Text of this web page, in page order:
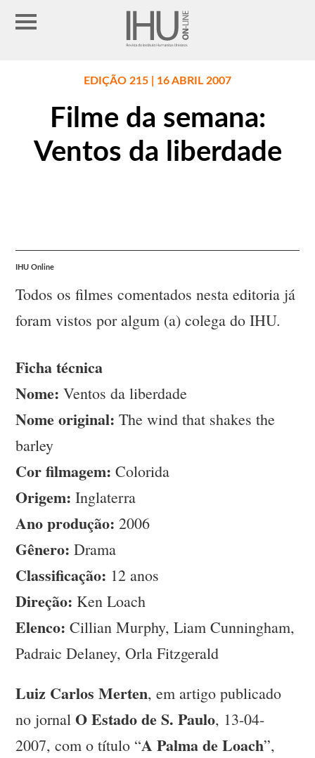
EDIÇÃO 215 | 16 ABRIL 2007
Filme da semana:
Ventos da liberdade
IHU Online
Todos os filmes comentados nesta editoria já
foram vistos por algum (a) colega do IHU.
Ficha técnica
Nome: Ventos da liberdade
Nome original: The wind that shakes the
barley
Cor filmagem: Colorida
Origem: Inglaterra
Ano produção: 2006
Gênero: Drama
Classificação: 12 anos
Direção: Ken Loach
Elenco: Cillian Murphy, Liam Cunningham,
Padraic Delaney, Orla Fitzgerald
Luiz Carlos Merten, em artigo publicado
no jornalO Estado de S. Paulo, 13-04-
2007, com o título “A Palma de Loach”,